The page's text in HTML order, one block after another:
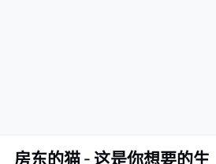
房东的猫 - 这是你想要的生